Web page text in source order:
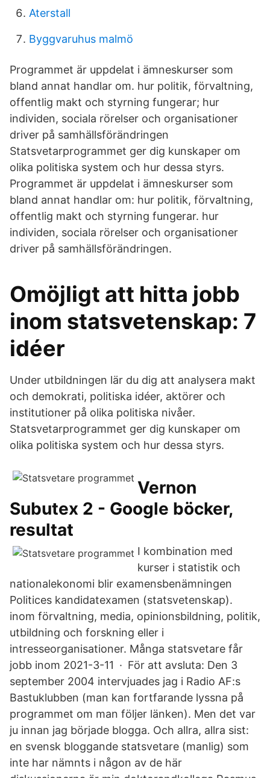
Aterstall
Byggvaruhus malmö
Programmet är uppdelat i ämneskurser som
bland annat handlar om. hur politik, förvaltning,
offentlig makt och styrning fungerar; hur
individen, sociala rörelser och organisationer
driver på samhällsförändringen
Statsvetarprogrammet ger dig kunskaper om
olika politiska system och hur dessa styrs.
Programmet är uppdelat i ämneskurser som
bland annat handlar om: hur politik, förvaltning,
offentlig makt och styrning fungerar. hur
individen, sociala rörelser och organisationer
driver på samhällsförändringen.
Omöjligt att hitta jobb
inom statsvetenskap: 7
idéer
Under utbildningen lär du dig att analysera makt
och demokrati, politiska idéer, aktörer och
institutioner på olika politiska nivåer.
Statsvetarprogrammet ger dig kunskaper om
olika politiska system och hur dessa styrs.
Vernon
Subutex 2 - Google böcker,
resultat
I kombination med
kurser i statistik och
nationalekonomi blir examensbenämningen
Politices kandidatexamen (statsvetenskap).
inom förvaltning, media, opinionsbildning, politik,
utbildning och forskning eller i
intresseorganisationer. Många statsvetare får
jobb inom 2021-3-11 · För att avsluta: Den 3
september 2004 intervjuades jag i Radio AF:s
Bastuklubben (man kan fortfarande lyssna på
programmet om man följer länken). Men det var
ju innan jag började blogga. Och allra, allra sist:
en svensk bloggande statsvetare (manlig) som
inte har nämnts i någon av de här